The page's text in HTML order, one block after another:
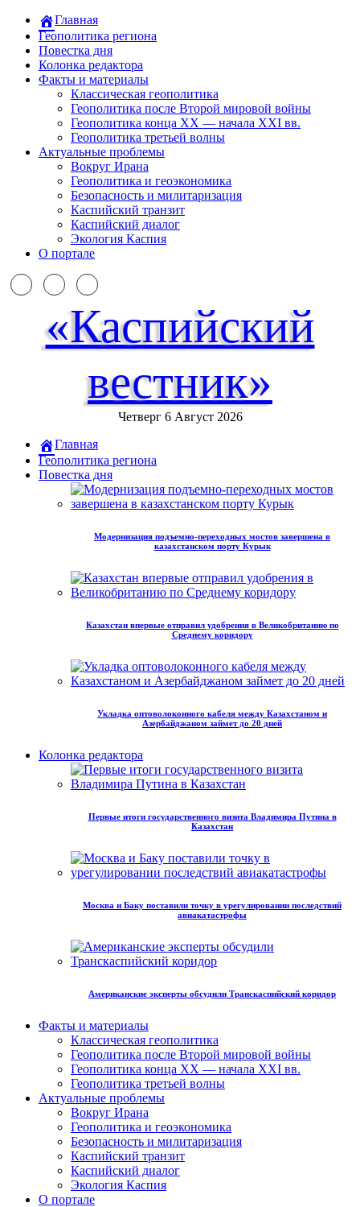
Главная
Геополитика региона
Повестка дня
Колонка редактора
Факты и материалы
Классическая геополитика
Геополитика после Второй мировой войны
Геополитика конца XX — начала XXI вв.
Геополитика третьей волны
Актуальные проблемы
Вокруг Ирана
Геополитика и геоэкономика
Безопасность и милитаризация
Каспийский транзит
Каспийский диалог
Экология Каспия
О портале
«Каспийский
вестник»
Четверг 6 Август 2026
Главная
Геополитика региона
Повестка дня
Модернизация подъемно-переходных мостов завершена в
казахстанском порту Курык
Казахстан впервые отправил удобрения в Великобританию по
Среднему коридору
Укладка оптоволоконного кабеля между Казахстаном и
Азербайджаном займет до 20 дней
Колонка редактора
Первые итоги государственного визита Владимира Путина в
Казахстан
Москва и Баку поставили точку в урегулировании последствий
авиакатастрофы
Американские эксперты обсудили Транскаспийский коридор
Факты и материалы
Классическая геополитика
Геополитика после Второй мировой войны
Геополитика конца XX — начала XXI вв.
Геополитика третьей волны
Актуальные проблемы
Вокруг Ирана
Геополитика и геоэкономика
Безопасность и милитаризация
Каспийский транзит
Каспийский диалог
Экология Каспия
О портале